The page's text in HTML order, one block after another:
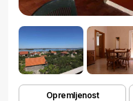
Opremljenost